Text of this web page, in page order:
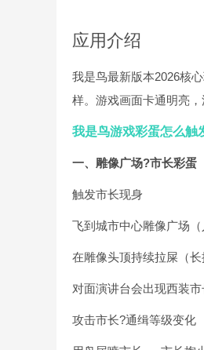
应用介绍
我是鸟最新版本2026核
样。游戏画面卡通明亮
我是鸟游戏彩蛋怎么触
一、雕像广场?市长彩蛋
触发市长现身
飞到城市中心雕像广场（
在雕像头顶持续拉屎（长
对面演讲台会出现西装市
攻击市长?通缉等级变化